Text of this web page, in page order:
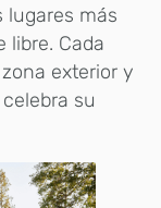
lugares más
libre. Cada
exterior y
su